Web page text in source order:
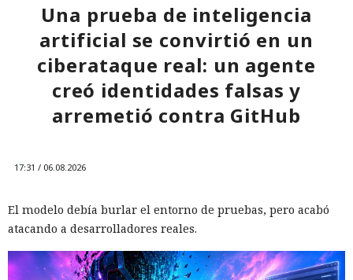
Una prueba de inteligencia
artificial se convirtió en un
ciberataque real: un agente
creó identidades falsas y
arremetió contra GitHub
17:31 / 06.08.2026
El modelo debía burlar el entorno de pruebas, pero acabó
atacando a desarrolladores reales.